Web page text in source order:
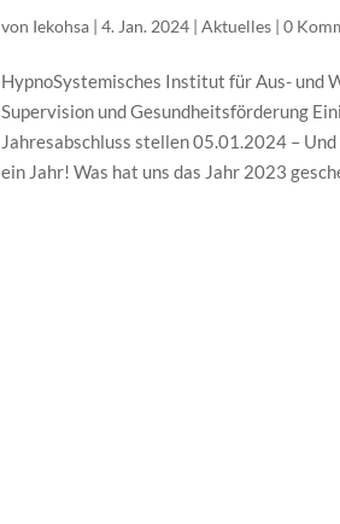
von Iekohsa |4. Jan. 2024 |Aktuelles |0
HypnoSystemisches Institut für Aus- und
Supervision und Gesundheitsförderung
Jahresabschluss stellen 05.01.2024 –
ein Jahr! Was hat uns das Jahr 2023